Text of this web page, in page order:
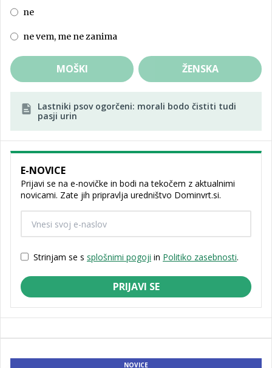
ne
ne vem, me ne zanima
MOŠKI ŽENSKA
Lastniki psov ogorčeni: morali bodo čistiti tudi
pasji urin
E-NOVICE
Prijavi se na e-novičke in bodi na tekočem z aktualnimi
novicami. Zate jih pripravlja uredništvo Dominvrt.si.
Strinjam se s splošnimi pogoji in Politiko zasebnosti.
PRIJAVI SE
NOVICE